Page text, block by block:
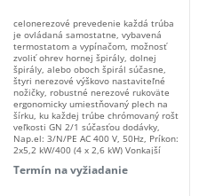
celonerezové prevedenie každá trúba
je ovládaná samostatne, vybavená
termostatom a vypínačom, možnosť
zvoliť ohrev hornej špirály, dolnej
špirály, alebo oboch špirál súčasne,
štyri nerezové výškovo nastaviteľné
nožičky, robustné nerezové rukoväte
ergonomicky umiestňovaný plech na
šírku, ku každej trúbe chrómovaný rošt
veľkosti GN 2/1 súčasťou dodávky,
Nap.el: 3/N/PE AC 400 V, 50Hz, Príkon:
2x5,2 kW/400 (4 x 2,6 kW) Vonkajší
1 160 mm Vnútorný rozmer: (š x hl x v
Termín na vyžiadanie